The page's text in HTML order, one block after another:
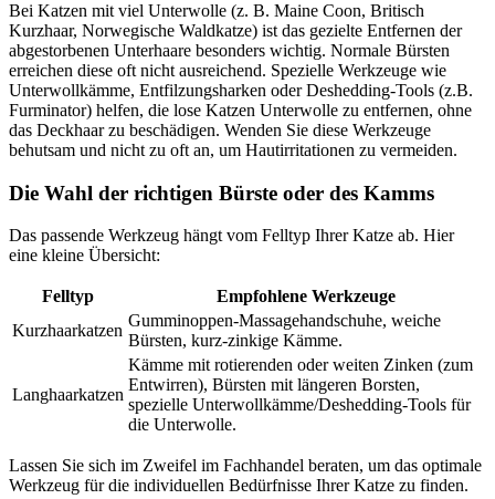
Bei Katzen mit viel Unterwolle (z. B. Maine Coon, Britisch
Kurzhaar, Norwegische Waldkatze) ist das gezielte Entfernen der
abgestorbenen Unterhaare besonders wichtig. Normale Bürsten
erreichen diese oft nicht ausreichend. Spezielle Werkzeuge wie
Unterwollkämme, Entfilzungsharken oder Deshedding-Tools (z.B.
Furminator) helfen, die lose Katzen Unterwolle zu entfernen, ohne
das Deckhaar zu beschädigen. Wenden Sie diese Werkzeuge
behutsam und nicht zu oft an, um Hautirritationen zu vermeiden.
Die Wahl der richtigen Bürste oder des Kamms
Das passende Werkzeug hängt vom Felltyp Ihrer Katze ab. Hier
eine kleine Übersicht:
Felltyp
Empfohlene Werkzeuge
Kurzhaarkatzen
Gumminoppen-Massagehandschuhe, weiche
Bürsten, kurz-zinkige Kämme.
Langhaarkatzen
Kämme mit rotierenden oder weiten Zinken (zum
Entwirren), Bürsten mit längeren Borsten,
spezielle Unterwollkämme/Deshedding-Tools für
die Unterwolle.
Lassen Sie sich im Zweifel im Fachhandel beraten, um das optimale
Werkzeug für die individuellen Bedürfnisse Ihrer Katze zu finden.